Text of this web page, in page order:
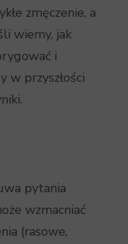
zmęczenie, a
wiemy, jak
i
w przyszłości
pytania
wzmacniać
(rasowe,